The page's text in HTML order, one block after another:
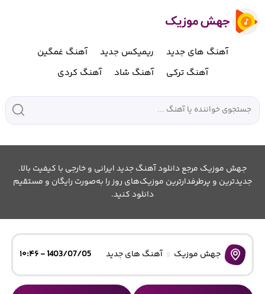
آهنگ های جدید ریمیکس جدید
آهنگ غمگین
آهنگ ترکی
آهنگ شاد آهنگ کردی
جهش موزیک مرجع دانلود آهنگ جدید ایرانی و خارجی با کیفیت بالا.
جدیدترین و پرطرفدارترین موزیک‌های روز را به‌صورت رایگان و مستقیم
دانلود کنید.
جهش موزیک آهنگ های جدید 1403/07/05 - ۱۰:۴۶